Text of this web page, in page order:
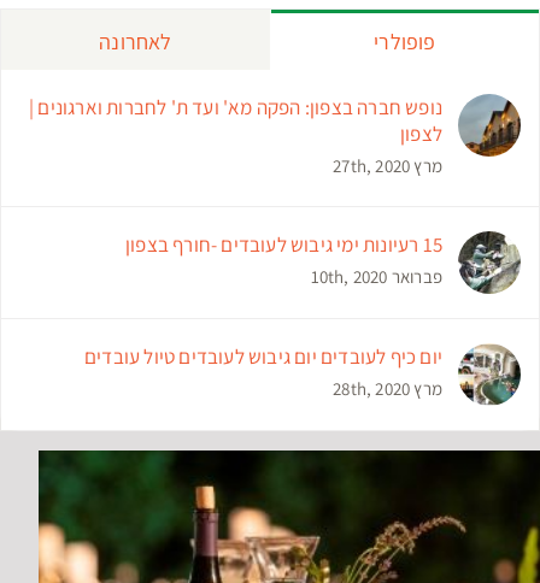
פופולרי לאחרונה
נופש חברה בצפון: הפקה מא' ועד ת' לחברות וארגונים |
לצפון
מרץ 27th, 2020
15 רעיונות ימי גיבוש לעובדים -חורף בצפון
פברואר 10th, 2020
יום כיף לעובדים יום גיבוש לעובדים טיול עובדים
מרץ 28th, 2020